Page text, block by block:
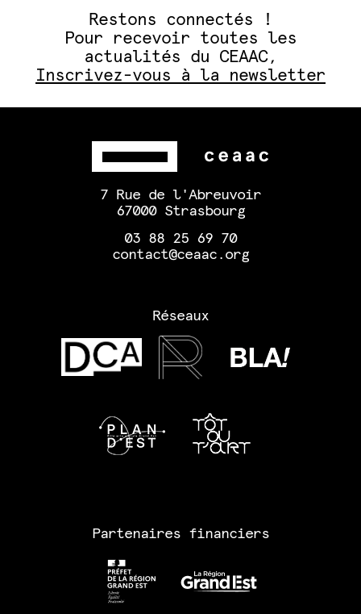
Restons connectés !
Pour recevoir toutes les
actualités du CEAAC,
Inscrivez-vous à la newsletter
7 Rue de l'Abreuvoir
67000 Strasbourg
03 88 25 69 70
contact@ceaac.org
Réseaux
Partenaires financiers